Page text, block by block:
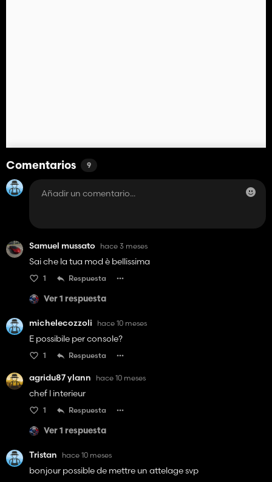
Comentarios 9
Samuel mussato hace 3 meses
Sai che la tua mod è bellissima
1 Respuesta
Ver 1 respuesta
michelecozzoli hace 10 meses
E possibile per console?
1 Respuesta
agridu87 ylann hace 10 meses
chef l interieur
1 Respuesta
Ver 1 respuesta
Tristan hace 10 meses
bonjour possible de mettre un attelage svp